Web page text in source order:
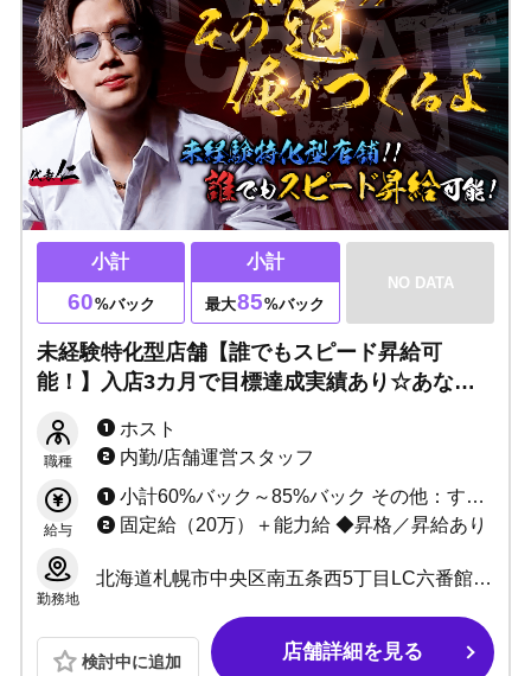
小計
60%バック
小計
最大85%バック
NO DATA
未経験特化型店舗【誰でもスピード昇給可
能！】入店3カ月で目標達成実績あり☆あなた
でOK！あとはお任せください。
職種
ホスト
内勤/店舗運営スタッフ
給与
小計60%バック～85%バック その他：すべて2,000円バック ☆最低保障給＋新人研修期間手当あり
固定給（20万）＋能力給 ◆昇格／昇給あり
勤務地
北海道札幌市中央区南五条西5丁目LC六番館B1F
検討中に追加 店舗詳細を見る